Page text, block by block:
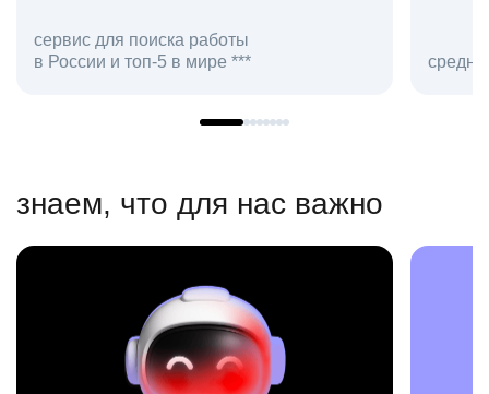
сервис для поиска работы
в России и топ-5 в мире ***
средняя
знаем, что для нас важно